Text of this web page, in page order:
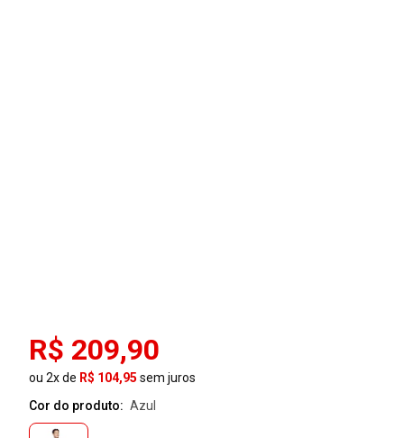
R$ 209,90
ou 2x de R$ 104,95 sem juros
Cor do produto:
azul